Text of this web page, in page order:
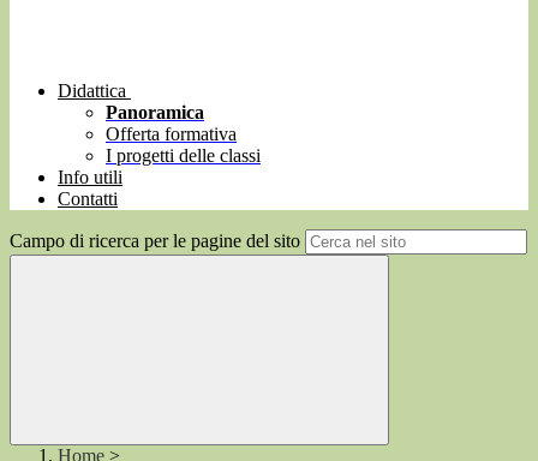
Didattica
Panoramica
Offerta formativa
I progetti delle classi
Info utili
Contatti
Campo di ricerca per le pagine del sito
Home >